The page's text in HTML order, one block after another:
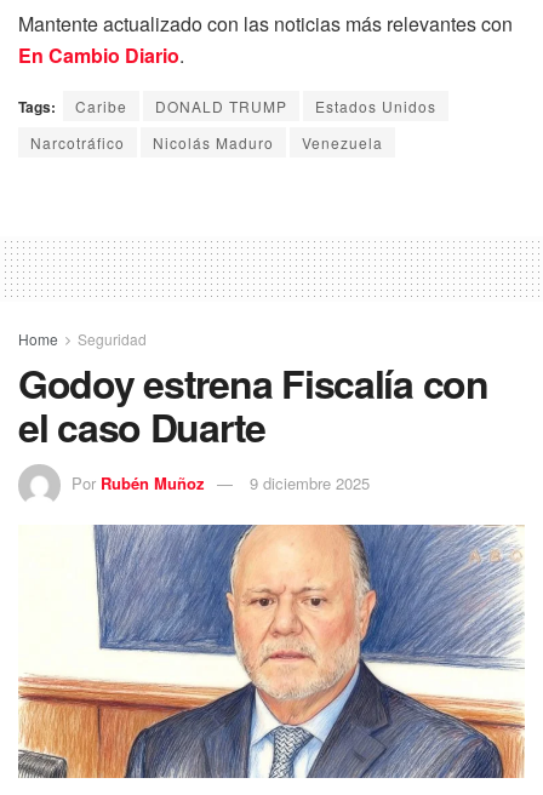
Mantente actualizado con las noticias más relevantes con
En Cambio Diario.
Tags: Caribe DONALD TRUMP
Estados Unidos
Narcotráfico
Nicolás Maduro Venezuela
Home Seguridad
Godoy estrena Fiscalía con
el caso Duarte
Por Rubén Muñoz 9 diciembre 2025